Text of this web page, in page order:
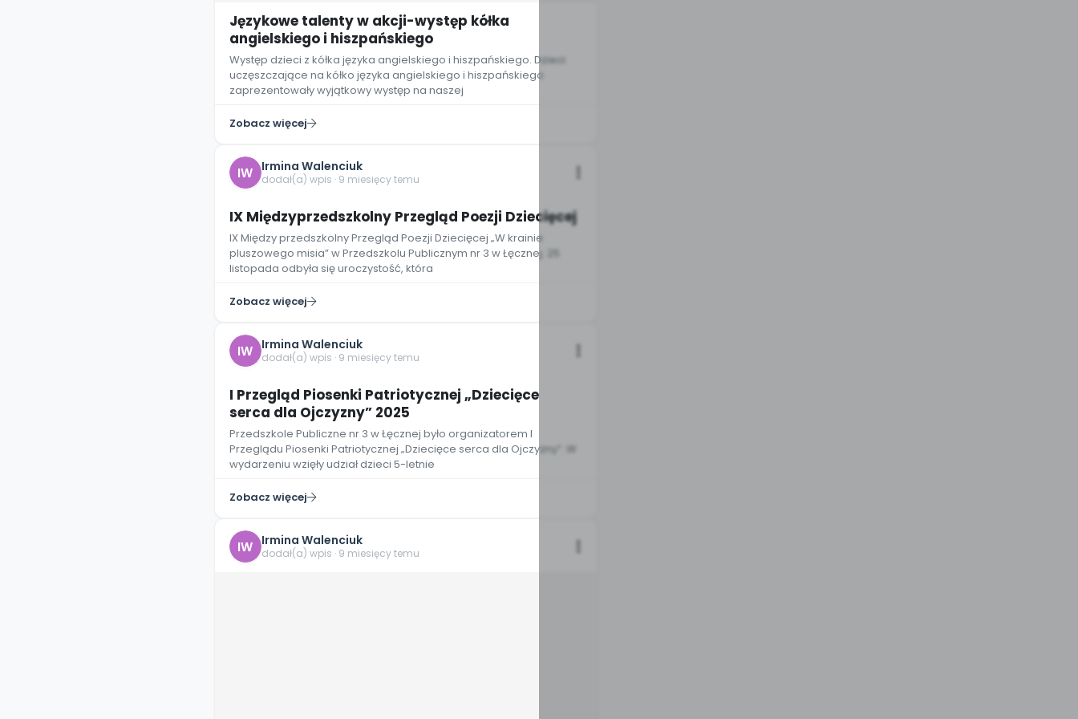
Językowe talenty w akcji-występ kółka
angielskiego i hiszpańskiego
Występ dzieci z kółka języka angielskiego i hiszpańskiego. Dzieci
uczęszczające na kółko języka angielskiego i hiszpańskiego
zaprezentowały wyjątkowy występ na naszej
Zobacz więcej
IW Irmina Walenciuk
dodał(a) wpis · 9 miesięcy temu 5
IX Międzyprzedszkolny Przegląd Poezji Dziecięcej
IX Między przedszkolny Przegląd Poezji Dziecięcej „W krainie
pluszowego misia” w Przedszkolu Publicznym nr 3 w Łęcznej. 25
listopada odbyła się uroczystość, która
Zobacz więcej
IW Irmina Walenciuk
dodał(a) wpis · 9 miesięcy temu
I Przegląd Piosenki Patriotycznej „Dziecięce
serca dla Ojczyzny” 2025
Przedszkole Publiczne nr 3 w Łęcznej było organizatorem I
Przeglądu Piosenki Patriotycznej „Dziecięce serca dla Ojczyzny”. W
wydarzeniu wzięły udział dzieci 5-letnie
Zobacz więcej
IW Irmina Walenciuk
dodał(a) wpis · 9 miesięcy temu